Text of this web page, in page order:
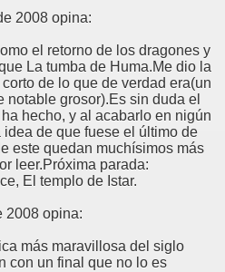
2008 opina:
el retorno de los dragones y
La tumba de Huma.Me dio la
de lo que de verdad era(un
notable grosor).Es sin duda el
hecho, y al acabarlo en nigún
de que fuese el último de
este quedan muchísimos más
leer.Próxima parada:
El templo de Istar.
2008 opina:
más maravillosa del siglo
con un final que no lo es